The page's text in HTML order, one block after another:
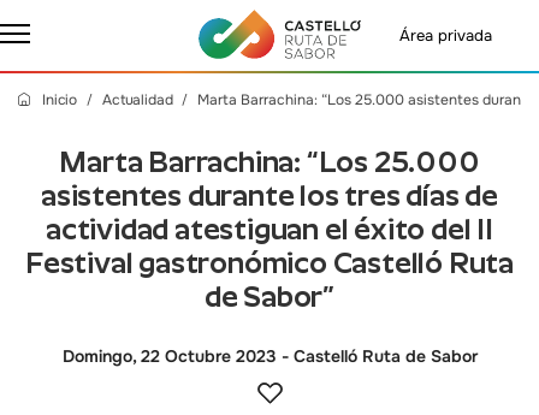
Área privada
Inicio Actualidad Marta Barrachina: “Los 25.000 asistentes
Marta Barrachina: “Los 25.000
asistentes durante los tres días de
actividad atestiguan el éxito del II
Festival gastronómico Castelló Ruta
de Sabor”
Domingo, 22 Octubre 2023 - Castelló Ruta de Sabor